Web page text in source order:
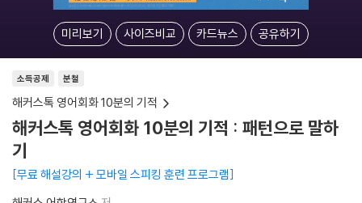
미리보기 사이즈비교 카드뉴스 공유하기
소득공제 분철
해커스톡 영어회화 10분의 기적
해커스톡 영어회화 10분의 기적 : 패턴으로 말하
기
무료 해설강의 + 모바일 스피킹 훈련 프로그램